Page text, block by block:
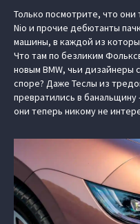
Только посмотрите, что они
Nio и прочие дебютанты
машины, в каждой из
Что там по безликим
новым BMW, чьи дизайнеры
споре? Даже Теслы из
превратились в
они теперь никому не